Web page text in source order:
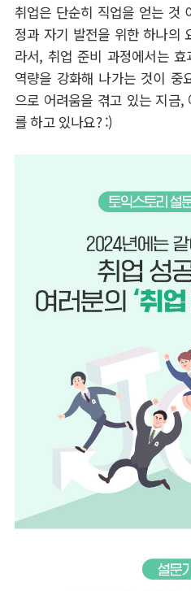
취업은 단순히 직업을 얻는 것
정과 자기 발전을 위한 하나의
라서, 취업 준비 과정에서는
역량을 강화해 나가는 것이 중
으로 어려움을 겪고 있는 지금,
를 하고 있나요? :)